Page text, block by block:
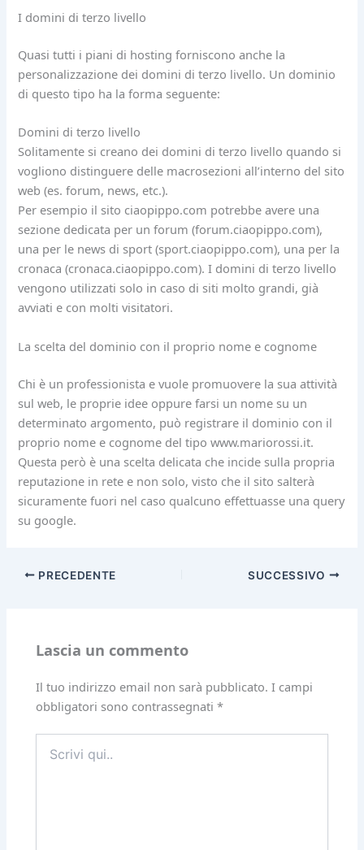
I domini di terzo livello
Quasi tutti i piani di hosting forniscono anche la
personalizzazione dei domini di terzo livello. Un dominio
di questo tipo ha la forma seguente:
Domini di terzo livello
Solitamente si creano dei domini di terzo livello quando si
vogliono distinguere delle macrosezioni all’interno del sito
web (es. forum, news, etc.).
Per esempio il sito ciaopippo.com potrebbe avere una
sezione dedicata per un forum (forum.ciaopippo.com),
una per le news di sport (sport.ciaopippo.com), una per la
cronaca (cronaca.ciaopippo.com). I domini di terzo livello
vengono utilizzati solo in caso di siti molto grandi, già
avviati e con molti visitatori.
La scelta del dominio con il proprio nome e cognome
Chi è un professionista e vuole promuovere la sua attività
sul web, le proprie idee oppure farsi un nome su un
determinato argomento, può registrare il dominio con il
proprio nome e cognome del tipo www.mariorossi.it.
Questa però è una scelta delicata che incide sulla propria
reputazione in rete e non solo, visto che il sito salterà
sicuramente fuori nel caso qualcuno effettuasse una query
su google.
PRECEDENTE SUCCESSIVO
Lascia un commento
Il tuo indirizzo email non sarà pubblicato. I campi
obbligatori sono contrassegnati*
qui..